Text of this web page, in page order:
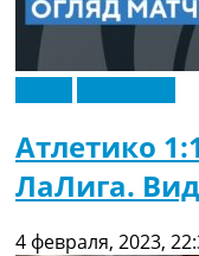
Атлетико
ЛаЛига.
4 февраля, 2023,